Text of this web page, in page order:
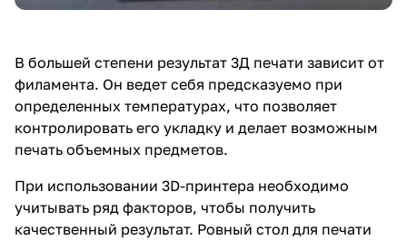
В большей степени результат 3Д печати зависит от
филамента. Он ведет себя предсказуемо при
определенных температурах, что позволяет
контролировать его укладку и делает возможным
печать объемных предметов.
При использовании 3D-принтера необходимо
учитывать ряд факторов, чтобы получить
качественный результат. Ровный стол для печати